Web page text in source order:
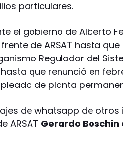
particulares.
el gobierno de Alberto
de ARSAT hasta que
Regulador del
que renunció en
de planta
de whatsapp de
ARSAT Gerardo Boschin